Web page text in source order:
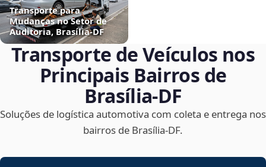
Transporte para
Mudanças no Setor de
Auditoria, Brasília‑DF
Transporte de Veículos nos
Principais Bairros de
Brasília‑DF
Soluções de logística automotiva com coleta e entrega nos
bairros de Brasília‑DF.